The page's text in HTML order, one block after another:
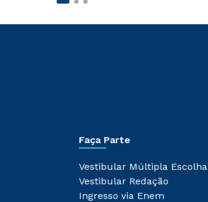
Faça Parte
Vestibular Múltipla Escolha
Vestibular Redação
Ingresso via Enem